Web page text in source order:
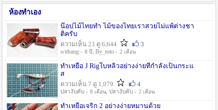
ห้องทำเอง
น๊อปไม้ไทยทำ ไม้ของไทยเราสวยไม่แพ้ต่างชา
ติครับ
ความเห็น 23 ดู 6,644
3
witbang - 8 ปี , By_toto - 2 เดือน
ทำเหยื่อ J Rigใบหลิวอย่างง่ายที่กำลังเป็นกระแ
ส
ความเห็น 7 ดู 1,079
4
ปลางับคับ - 8 เดือน, ปลางับคับ - 2 เดือน
ทำเหยื่อเจริก 2 อย่างง่ายหมานด้วย